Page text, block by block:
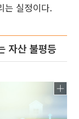
는 실정이다.
자산 불평등